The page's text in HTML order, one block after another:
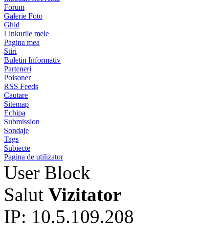
Forum
Galerie Foto
Ghid
Linkurile mele
Pagina mea
Stiri
Buletin Informativ
Parteneri
Poisoner
RSS Feeds
Cautare
Sitemap
Echipa
Submission
Sondaje
Tags
Subiecte
Pagina de utilizator
User Block
Salut Vizitator
IP: 10.5.109.208